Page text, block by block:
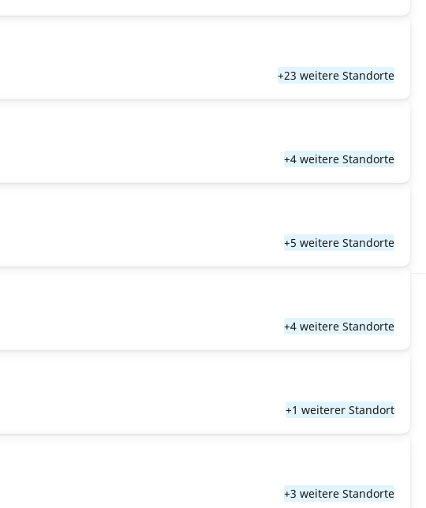
+23 weitere Standorte
+4 weitere Standorte
+5 weitere Standorte
+4 weitere Standorte
+1 weiterer Standort
+3 weitere Standorte